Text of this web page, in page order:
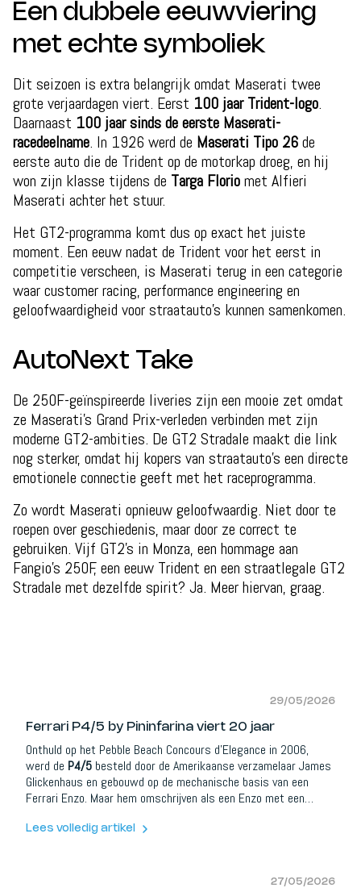
Een dubbele eeuwviering
met echte symboliek
Dit seizoen is extra belangrijk omdat Maserati twee
grote verjaardagen viert. Eerst 100 jaar Trident-logo.
Daarnaast 100 jaar sinds de eerste Maserati-
racedeelname. In 1926 werd de Maserati Tipo 26de
eerste auto die de Trident op de motorkap droeg, en hij
won zijn klasse tijdens de Targa Floriomet Alfieri
Maserati achter het stuur.
Het GT2-programma komt dus op exact het juiste
moment. Een eeuw nadat de Trident voor het eerst in
competitie verscheen, is Maserati terug in een categorie
waar customer racing, performance engineering en
geloofwaardigheid voor straatauto’s kunnen samenkomen.
AutoNext Take
De 250F-geïnspireerde liveries zijn een mooie zet omdat
ze Maserati’s Grand Prix-verleden verbinden met zijn
moderne GT2-ambities. De GT2 Stradale maakt die link
nog sterker, omdat hij kopers van straatauto’s een directe
emotionele connectie geeft met het raceprogramma.
Zo wordt Maserati opnieuw geloofwaardig. Niet door te
roepen over geschiedenis, maar door ze correct te
gebruiken. Vijf GT2’s in Monza, een hommage aan
Fangio’s 250F, een eeuw Trident en een straatlegale GT2
Stradale met dezelfde spirit? Ja. Meer hiervan, graag.
29/05/2026
Ferrari P4/5 by Pininfarina viert 20 jaar
Onthuld op het Pebble Beach Concours d’Elegance in 2006,
werd de P4/5 besteld door de Amerikaanse verzamelaar James
Glickenhaus en gebouwd op de mechanische basis van een
Ferrari Enzo. Maar hem omschrijven als een Enzo met een
anders.
Lees volledig artikel
27/05/2026